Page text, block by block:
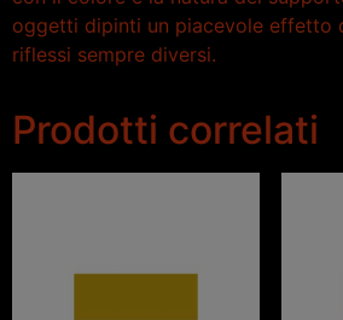
oggetti dipinti un piacevole effetto
riflessi sempre diversi.
Prodotti correlati